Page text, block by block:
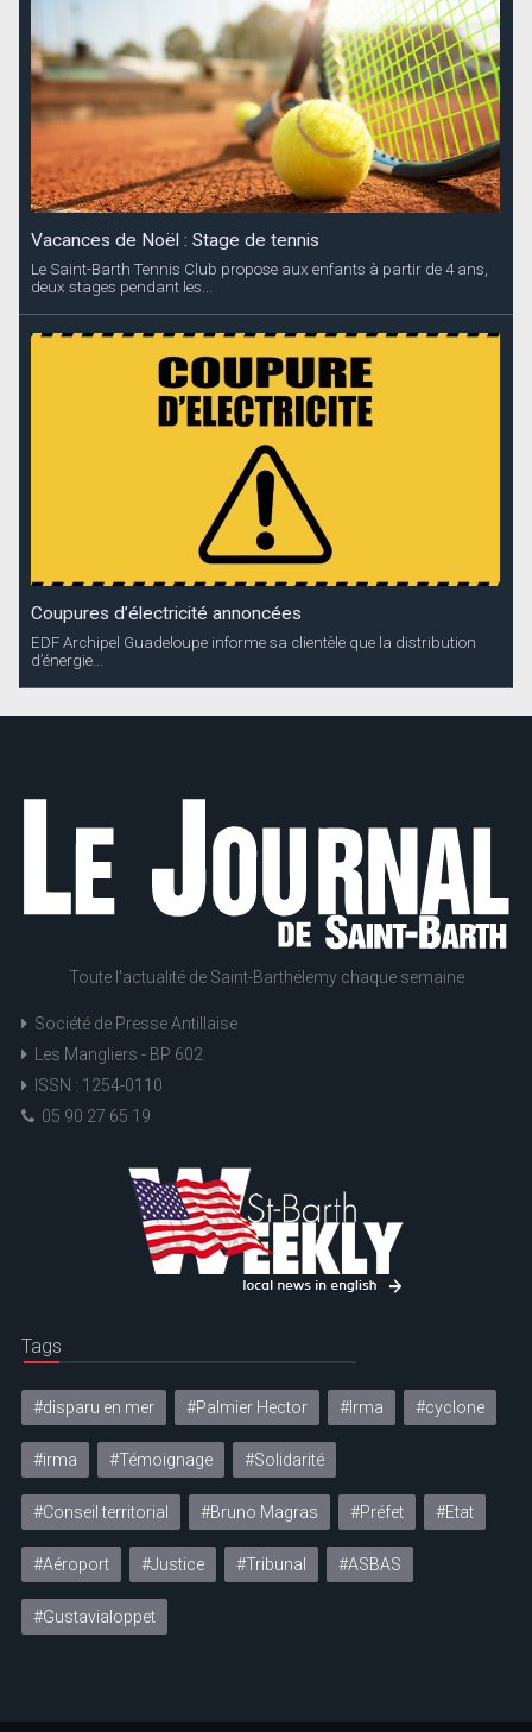
Vacances de Noël : Stage de tennis
Le Saint-Barth Tennis Club propose aux enfants à partir de 4 ans,
deux stages pendant les...
Coupures d’électricité annoncées
EDF Archipel Guadeloupe informe sa clientèle que la distribution
d’énergie...
Toute l'actualité de Saint-Barthélemy chaque semaine
Société de Presse Antillaise
Les Mangliers - BP 602
ISSN : 1254-0110
05 90 27 65 19
Tags
#disparu en mer #Palmier Hector #Irma #cyclone
#irma #Témoignage #Solidarité
#Conseil territorial #Bruno Magras #Préfet #Etat
#Aéroport #Justice #Tribunal #ASBAS
#Gustavialoppet